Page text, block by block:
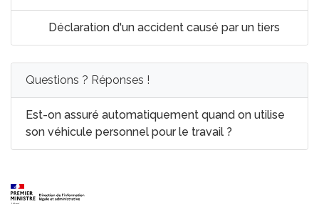
Déclaration d'un accident causé par un tiers
Questions ? Réponses !
Est-on assuré automatiquement quand on utilise
son véhicule personnel pour le travail ?